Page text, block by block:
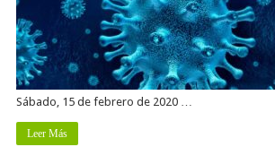
Sábado, 15 de febrero de 2020 …
Leer Más